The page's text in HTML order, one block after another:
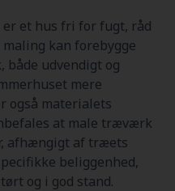
er et hus fri for fugt, råd
kan forebygge
udvendigt og
mere
også materialets
at male træværk
afhængigt af træets
beliggenhed,
og i god stand.